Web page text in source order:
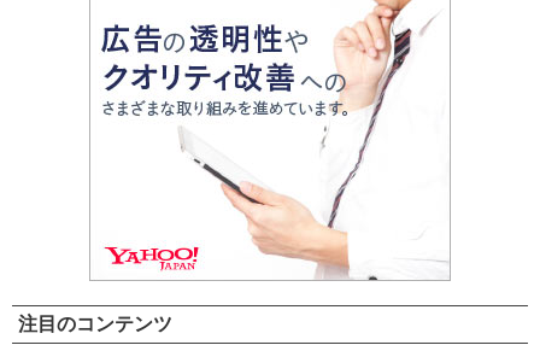
注目のコンテンツ